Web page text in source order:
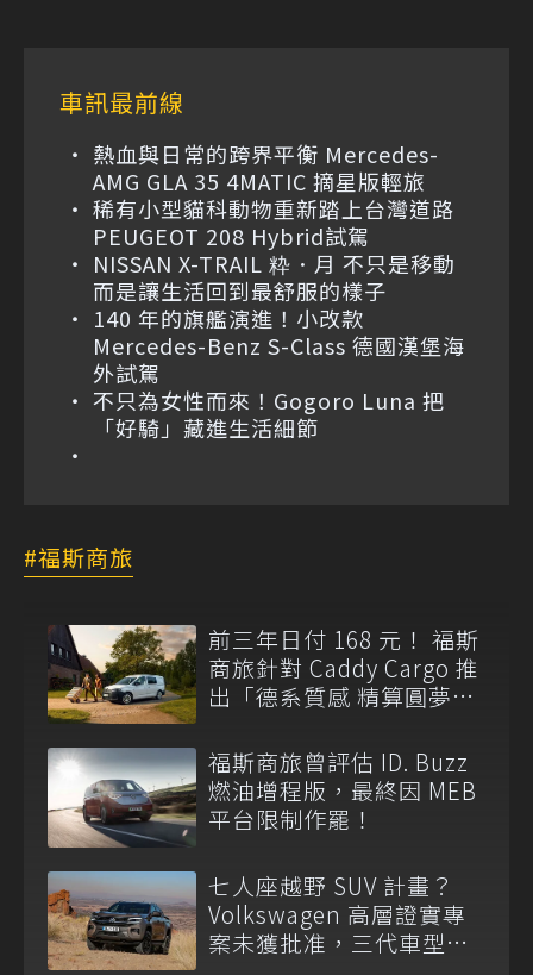
車訊最前線
熱血與日常的跨界平衡 Mercedes-
AMG GLA 35 4MATIC 摘星版輕旅
稀有小型貓科動物重新踏上台灣道路
PEUGEOT 208 Hybrid試駕
NISSAN X-TRAIL 粋．月 不只是移動
而是讓生活回到最舒服的樣子
140 年的旗艦演進！小改款
Mercedes-Benz S-Class 德國漢堡海
外試駕
不只為女性而來！Gogoro Luna 把
「好騎」藏進生活細節
福斯商旅
前三年日付 168 元！ 福斯
商旅針對 Caddy Cargo 推
出「德系質感 精算圓夢」
福斯商旅曾評估 ID. Buzz
燃油增程版，最終因 MEB
平台限制作罷！
七人座越野 SUV 計畫？
Volkswagen 高層證實專
案未獲批准，三代車型不